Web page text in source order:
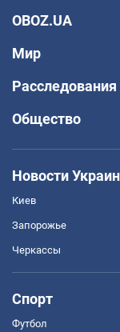
OBOZ.UA
Мир
Расследования
Общество
Новости
Киев
Запорожье
Черкассы
Спорт
Футбол